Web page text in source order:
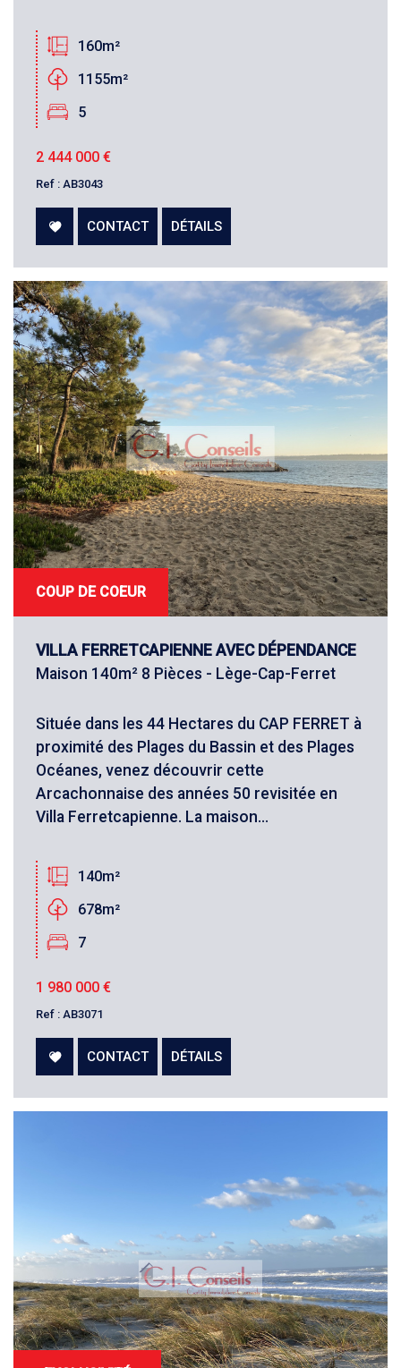
160m²
1155m²
5
2 444 000 €
Ref : AB3043
CONTACT DÉTAILS
COUP DE COEUR
VILLA FERRETCAPIENNE AVEC DÉPENDANCE
Maison 140m² 8 Pièces - Lège-Cap-Ferret
Située dans les 44 Hectares du CAP FERRET à
proximité des Plages du Bassin et des Plages
Océanes, venez découvrir cette
Arcachonnaise des années 50 revisitée en
Villa Ferretcapienne. La maison...
140m²
678m²
7
1 980 000 €
Ref : AB3071
CONTACT DÉTAILS